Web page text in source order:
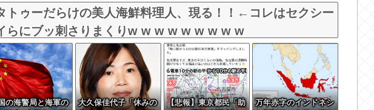
トゥーだらけの美人海鮮料理人、現る！！←コレはセクシー
らにブッ刺さりまくりw w w w w w w w w
の海警局と海軍の
大久保佳代子「休みの
【悲報】東京都民「助
万年赤字のインドネシ